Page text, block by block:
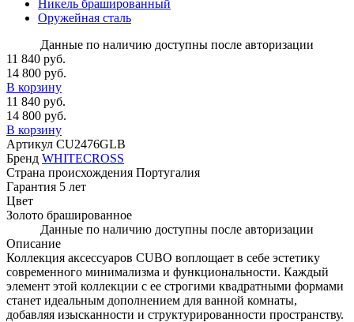
Никель брашированный
Оружейная сталь
Данные по наличию доступны после авторизации
11 840 руб.
14 800 руб.
В корзину
11 840 руб.
14 800 руб.
В корзину
Артикул CU2476GLB
Бренд WHITECROSS
Страна происхождения Португалия
Гарантия 5 лет
Цвет
Золото брашированное
Данные по наличию доступны после авторизации
Описание
Коллекция аксессуаров CUBO воплощает в себе эстетику
современного минимализма и функциональности. Каждый
элемент этой коллекции с ее строгими квадратными формами
станет идеальным дополнением для ванной комнаты,
добавляя изысканности и структурированности пространству.